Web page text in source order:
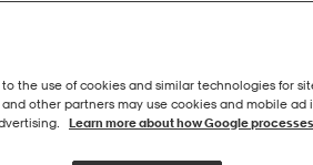
the use of cookies and similar technologies for
other partners may use cookies and mobile ad
Learn more about how Google